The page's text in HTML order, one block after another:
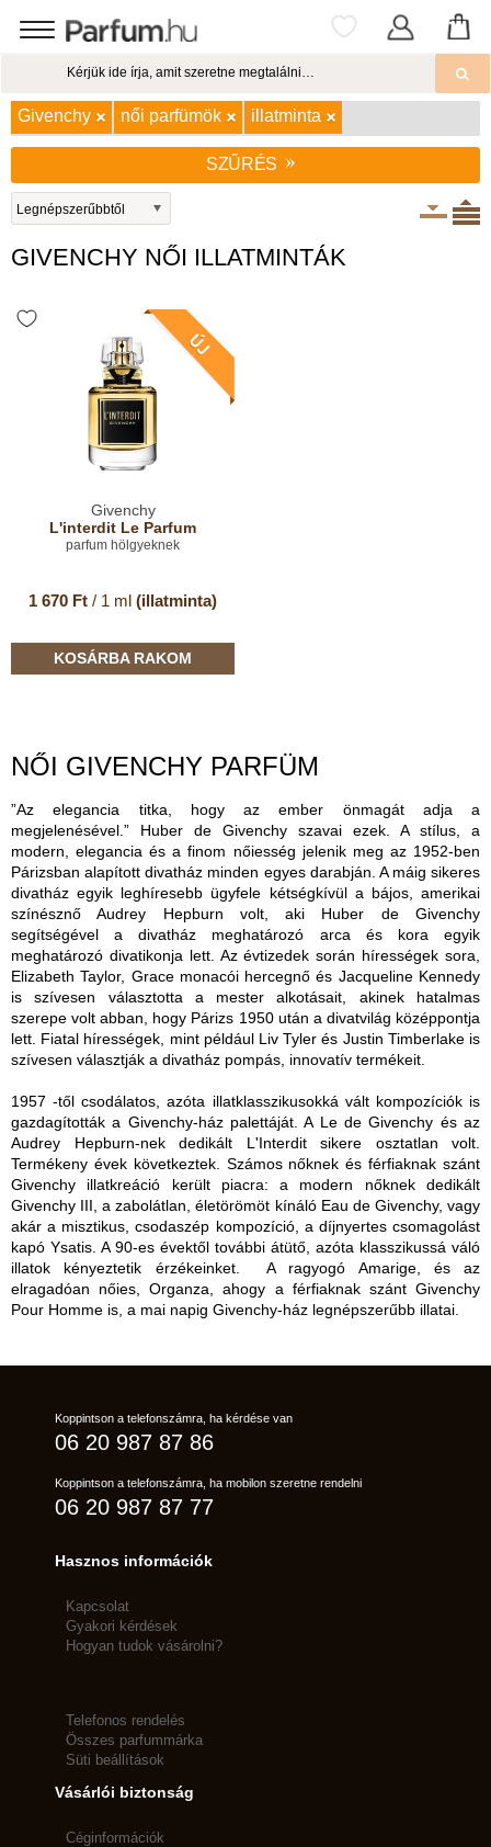
Givenchy női parfümök illatminta
SZŰRÉS
GIVENCHY NŐI ILLATMINTÁK
Givenchy
L'interdit Le Parfum
parfum hölgyeknek
1 670 Ft / 1 ml (illatminta)
KOSÁRBA RAKOM
NŐI GIVENCHY PARFÜM
”Az elegancia titka, hogy az ember önmagát adja a
megjelenésével.” Huber de Givenchy szavai ezek. A stílus, a
modern, elegancia és a finom nőiesség jelenik meg az 1952-ben
Párizsban alapított divatház minden egyes darabján. A máig sikeres
divatház egyik leghíresebb ügyfele kétségkívül a bájos, amerikai
színésznő Audrey Hepburn volt, aki Huber de Givenchy
segítségével a divatház meghatározó arca és kora egyik
meghatározó divatikonja lett. Az évtizedek során hírességek sora,
Elizabeth Taylor, Grace monacói hercegnő és Jacqueline Kennedy
is szívesen választotta a mester alkotásait, akinek hatalmas
szerepe volt abban, hogy Párizs 1950 után a divatvilág középpontja
lett. Fiatal hírességek, mint például Liv Tyler és Justin Timberlake is
szívesen választják a divatház pompás, innovatív termékeit.
1957 -től csodálatos, azóta illatklasszikusokká vált kompozíciók is
gazdagították a Givenchy-ház palettáját. A Le de Givenchy és az
Audrey Hepburn-nek dedikált L'Interdit sikere osztatlan volt.
Termékeny évek következtek. Számos nőknek és férfiaknak szánt
Givenchy illatkreáció került piacra: a modern nőknek dedikált
Givenchy III, a zabolátlan, életörömöt kínáló Eau de Givenchy, vagy
akár a misztikus, csodaszép kompozíció, a díjnyertes csomagolást
kapó Ysatis. A 90-es évektől további átütő, azóta klasszikussá váló
illatok kényeztetik érzékeinket. A ragyogó Amarige, és az
elragadóan nőies, Organza, ahogy a férfiaknak szánt Givenchy
Pour Homme is, a mai napig Givenchy-ház legnépszerűbb illatai.
Koppintson a telefonszámra, ha kérdése van
06 20 987 87 86
Koppintson a telefonszámra, ha mobilon szeretne rendelni
06 20 987 87 77
Hasznos információk
Kapcsolat
Gyakori kérdések
Hogyan tudok vásárolni?
Telefonos rendelés
Összes parfummárka
Süti beállítások
Vásárlói biztonság
Céginformációk